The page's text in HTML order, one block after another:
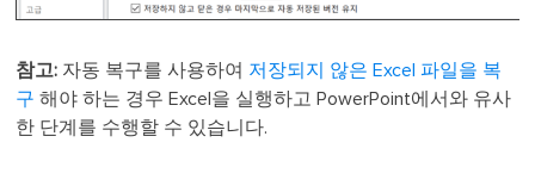
참고: 자동 복구를 사용하여 저장되지 않은 Excel 파일을 복
구 해야 하는 경우 Excel을 실행하고 PowerPoint에서와 유사
한 단계를 수행할 수 있습니다.